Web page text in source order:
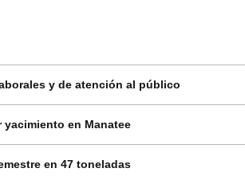
y de atención al público
yacimiento en Manatee
en 47 toneladas